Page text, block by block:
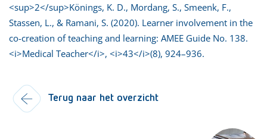
<sup>2</sup>Könings, K. D., Mordang, S., Smeenk, F.,
Stassen, L., & Ramani, S. (2020). Learner involvement in the
co-creation of teaching and learning: AMEE Guide No. 138.
<i>Medical Teacher</i>, <i>43</i>(8), 924–936.
Terug naar het overzicht